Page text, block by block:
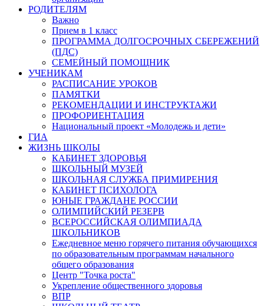
РОДИТЕЛЯМ
Важно
Прием в 1 класс
ПРОГРАММА ДОЛГОСРОЧНЫХ СБЕРЕЖЕНИЙ
(ПДС)
СЕМЕЙНЫЙ ПОМОЩНИК
УЧЕНИКАМ
РАСПИСАНИЕ УРОКОВ
ПАМЯТКИ
РЕКОМЕНДАЦИИ И ИНСТРУКТАЖИ
ПРОФОРИЕНТАЦИЯ
Национальный проект «Молодежь и дети»
ГИА
ЖИЗНЬ ШКОЛЫ
КАБИНЕТ ЗДОРОВЬЯ
ШКОЛЬНЫЙ МУЗЕЙ
ШКОЛЬНАЯ СЛУЖБА ПРИМИРЕНИЯ
КАБИНЕТ ПСИХОЛОГА
ЮНЫЕ ГРАЖДАНЕ РОССИИ
ОЛИМПИЙСКИЙ РЕЗЕРВ
ВСЕРОССИЙСКАЯ ОЛИМПИАДА
ШКОЛЬНИКОВ
Ежедневное меню горячего питания обучающихся
по образовательным программам начального
общего образования
Центр "Точка роста"
Укрепление общественного здоровья
ВПР